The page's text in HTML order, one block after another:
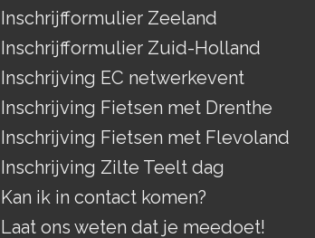
Inschrijfformulier Zeeland
Inschrijfformulier Zuid-Holland
Inschrijving EC netwerkevent
Inschrijving Fietsen met Drenthe
Inschrijving Fietsen met Flevoland
Inschrijving Zilte Teelt dag
Kan ik in contact komen?
Laat ons weten dat je meedoet!